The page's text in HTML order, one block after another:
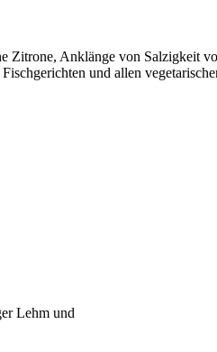
Anklänge von Salzigkeit
und allen
Anteilig sandiger Lehm